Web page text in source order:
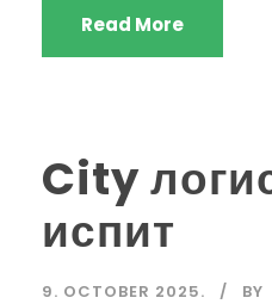
Read More
City
испит
9. OCTOBER 2025. BY